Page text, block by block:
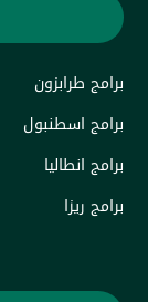
برامج طرابزون
برامج اسطنبول
برامج انطاليا
برامج ريزا